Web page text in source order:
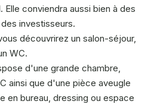
conviendra aussi bien à des
investisseurs.
découvrirez un salon-séjour,
WC.
d'une grande chambre,
ainsi que d'une pièce aveugle
en bureau, dressing ou espace